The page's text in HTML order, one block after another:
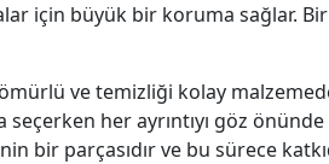
için büyük bir koruma sağlar.
ömürlü ve temizliği kolay
her ayrıntıyı göz
bir parçasıdır ve bu sürece